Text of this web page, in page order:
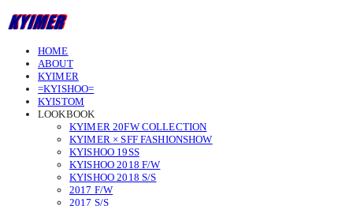
HOME
ABOUT
KYIMER
=KYISHOO=
KYISTOM
LOOKBOOK
KYIMER 20FW COLLECTION
KYIMER × SFF FASHIONSHOW
KYISHOO 19SS
KYISHOO 2018 F/W
KYISHOO 2018 S/S
2017 F/W
2017 S/S